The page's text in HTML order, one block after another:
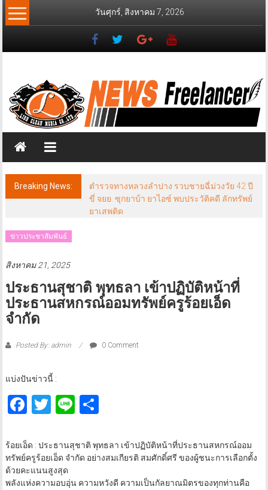
Skip
to
วันศุกร์, สิงหาคม 7, 2026
News
Freelancer
วส์
ฟรี
แลน
เซอร์
Breaking News:
ตำรวจทางหลวงลำปาง รวบชายฉี่ม่วงวัย 42 ปี
ขี่ จยย. ซุกยาบ้า ยาไอซ์ พบประวัติคดี ลักทรัพย์
ยาเสพติด
ข่าวประชาสัมพันธ์
สิงหาคม 21, 2025
ประธานสุชาติ พุทธลา เข้าปฏิบัติหน้าที่
ประธานสหกรณ์ออมทรัพย์ครูร้อยเอ็ด
จำกัด
Posted By: admin 0 Comment
แบ่งปันข่าวนี้ :
Facebook
Twitter
LineShare
ร้อยเอ็ด : ประธานสุชาติ พุทธลา เข้าปฏิบัติหน้าที่ประธานสหกรณ์ออม
ทรัพย์ครูร้อยเอ็ด จำกัด อย่างสมเกียรติ สมศักดิ์ศรี ของผู้ชนะการเลือกตั้ง
ด้วยคะแนนสูงสุด
พลังแห่งความอบอุ่น ความหวังดี ความเป็นกัลยาณมิตรของทุกท่านคือ